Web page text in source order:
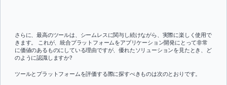
さらに、最高のツールは、シームレスに関与し続けながら、実際に楽しく使用で
きます。 これが、統合プラットフォームをアプリケーション開発にとって非常
に価値のあるものにしている理由ですが、優れたソリューションを見たとき、ど
のように認識しますか?
ツールとプラットフォームを評価する際に探すべきものは次のとおりです。